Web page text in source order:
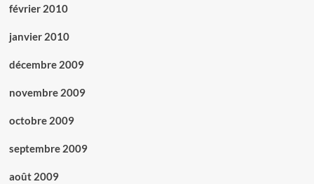
février 2010
janvier 2010
décembre 2009
novembre 2009
octobre 2009
septembre 2009
août 2009